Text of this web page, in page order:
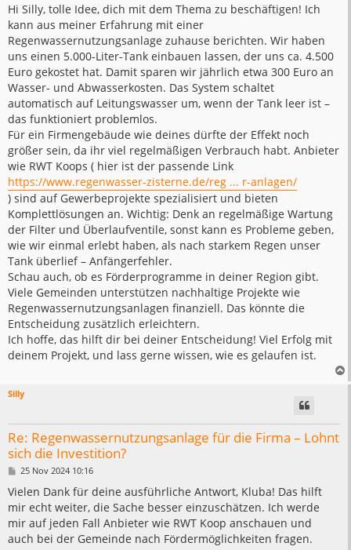
i
t
r
a
g
Hi Silly, tolle Idee, dich mit dem Thema zu beschäftigen! Ich
kann aus meiner Erfahrung mit einer
Regenwassernutzungsanlage zuhause berichten. Wir haben
uns einen 5.000-Liter-Tank einbauen lassen, der uns ca. 4.500
Euro gekostet hat. Damit sparen wir jährlich etwa 300 Euro an
Wasser- und Abwasserkosten. Das System schaltet
automatisch auf Leitungswasser um, wenn der Tank leer ist –
das funktioniert problemlos.
Für ein Firmengebäude wie deines dürfte der Effekt noch
größer sein, da ihr viel regelmäßigen Verbrauch habt. Anbieter
wie RWT Koops ( hier ist der passende Link
https://www.regenwasser-zisterne.de/reg ... r-anlagen/
) sind auf Gewerbeprojekte spezialisiert und bieten
Komplettlösungen an. Wichtig: Denk an regelmäßige Wartung
der Filter und Überlaufventile, sonst kann es Probleme geben,
wie wir einmal erlebt haben, als nach starkem Regen unser
Tank überlief – Anfängerfehler.
Schau auch, ob es Förderprogramme in deiner Region gibt.
Viele Gemeinden unterstützen nachhaltige Projekte wie
Regenwassernutzungsanlagen finanziell. Das könnte die
Entscheidung zusätzlich erleichtern.
Ich hoffe, das hilft dir bei deiner Entscheidung! Viel Erfolg mit
deinem Projekt, und lass gerne wissen, wie es gelaufen ist.
Silly
Re: Regenwassernutzungsanlage für die Firma – Lohnt
sich die Investition?
B
i
r
a
g
25 Nov 2024 10:16
Vielen Dank für deine ausführliche Antwort, Kluba! Das hilft
mir echt weiter, die Sache besser einzuschätzen. Ich werde
mir auf jeden Fall Anbieter wie RWT Koop anschauen und
auch bei der Gemeinde nach Fördermöglichkeiten fragen.